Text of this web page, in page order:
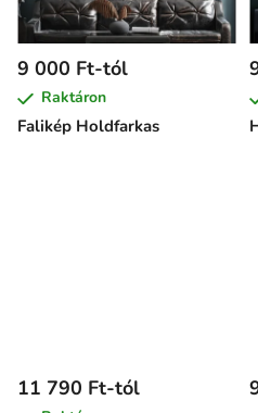
Falikép Holdfarkas
9 000 Ft-tól
Raktáron
11 790 Ft-tól